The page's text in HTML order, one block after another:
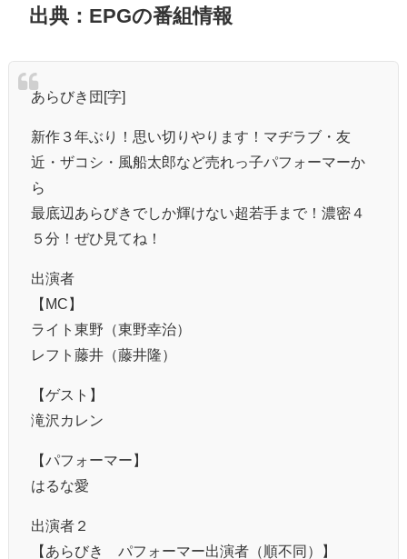
出典：EPGの番組情報
あらびき団[字]
新作３年ぶり！思い切りやります！マヂラブ・友
近・ザコシ・風船太郎など売れっ子パフォーマーか
ら
最底辺あらびきでしか輝けない超若手まで！濃密４
５分！ぜひ見てね！
出演者
【MC】
ライト東野（東野幸治）
レフト藤井（藤井隆）
【ゲスト】
滝沢カレン
【パフォーマー】
はるな愛
出演者２
【あらびき パフォーマー出演者（順不同）】